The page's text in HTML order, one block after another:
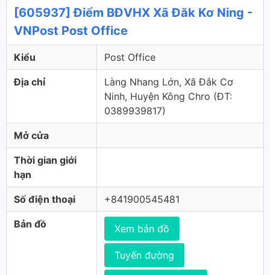
[605937] Điểm BĐVHX Xã Đăk Kơ Ning -
VNPost Post Office
Kiểu Post Office
Địa chỉ
Làng Nhang Lớn, Xã Đắk Cơ
Ninh, Huyện Kông Chro (ÐT:
0389939817)
Mở cửa
Thời gian giới
hạn
Số điện thoại +841900545481
Bản đồ Xem bản đồ
Tuyến đường